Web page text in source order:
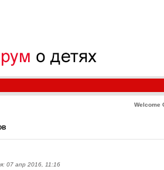
Welcome
07 апр 2016, 11:16